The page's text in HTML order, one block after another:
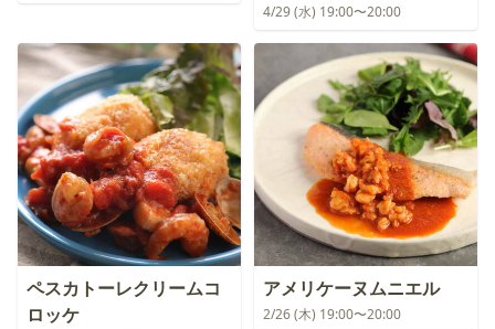
4/29 (水) 19:00〜20:00
ペスカトーレクリームコ
ロッケ
アメリケーヌムニエル
2/26 (木) 19:00〜20:00